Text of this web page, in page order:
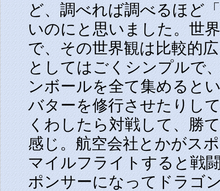
ど、調べれば調べるほど
いのにと思いました。世
で、その世界観は比較的
としてはごくシンプルで
ンボールを全て集めると
バターを修行させたりし
くわしたら対戦して、勝
感じ。航空会社とかがス
マイルフライトすると戦
ポンサーになってドラゴ